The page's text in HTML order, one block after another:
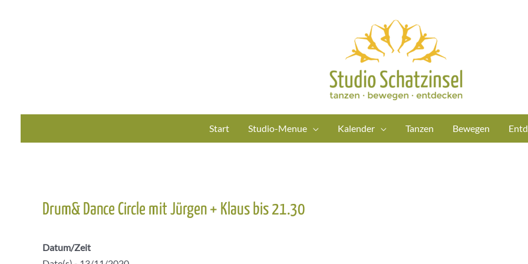
Start Studio-Menue Kalender Tanzen Bewegen
Drum& Dance Circle mit Jürgen + Klaus bis 21.30
Datum/Zeit